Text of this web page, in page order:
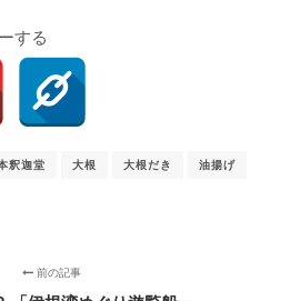
する
釈迦堂 大根 大根だき 油揚げ
前の記事